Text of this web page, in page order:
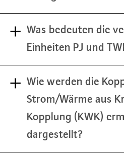
Was bedeuten die
Einheiten PJ und
Wie werden die
Strom/Wärme aus
Kopplung (KWK)
dargestellt?